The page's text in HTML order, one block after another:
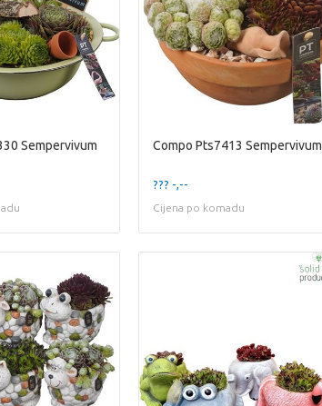
Sempervivum Compo Pts7413 Sempervivum
??? -,--
Cijena po komadu